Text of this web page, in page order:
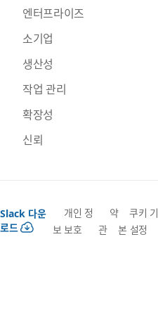
엔터프라이즈
소기업
생산성
작업 관리
확장성
신뢰
Slack 다운
로드
개인 정
보 보호
약
관
쿠키 기
본 설정